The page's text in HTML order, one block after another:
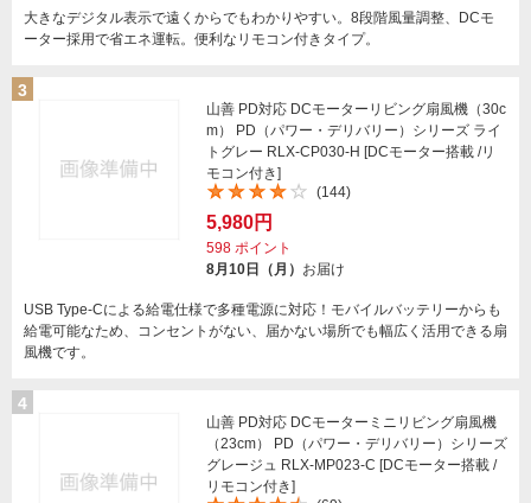
大きなデジタル表示で遠くからでもわかりやすい。8段階風量調整、DCモ
ーター採用で省エネ運転。便利なリモコン付きタイプ。
3
山善 PD対応 DCモーターリビング扇風機（30c
m） PD（パワー・デリバリー）シリーズ ライ
トグレー RLX-CP030-H [DCモーター搭載 /リ
モコン付き]
(144)
5,980円
598 ポイント
8月10日（月） お届け
USB Type-Cによる給電仕様で多種電源に対応！モバイルバッテリーからも
給電可能なため、コンセントがない、届かない場所でも幅広く活用できる扇
風機です。
4
山善 PD対応 DCモーターミニリビング扇風機
（23cm） PD（パワー・デリバリー）シリーズ
グレージュ RLX-MP023-C [DCモーター搭載 /
リモコン付き]